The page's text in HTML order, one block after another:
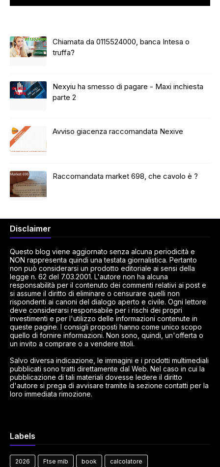
Chiamata da 0115524000, banca Intesa o
truffa?
Nexyiu ha smesso di pagare - Maxi inchiesta
parte 2
Avviso giacenza raccomandata Nexive
Raccomandata market 698, che cavolo è ?
Disclaimer
Questo blog viene aggiornato senza alcuna periodicità e
NON rappresenta quindi una testata giornalistica. Pertanto
non può considerarsi un prodotto editoriale ai sensi della
legge n. 62 del 7.03.2001. L'autore non ha alcuna
responsabilità per il contenuto dei commenti relativi ai post e
si assume il diritto di eliminare o censurare quelli non
rispondenti ai canoni del dialogo aperto e civile. Ogni lettore
deve considerarsi responsabile per i rischi dei propri
investimenti e per l'utilizzo delle informazioni contenute in
queste pagine. I consigli proposti hanno come unico scopo
quello di fornire informazioni. Non sono, quindi, un'offerta o
un invito a comprare o a vendere titoli.
Salvo diversa indicazione, le immagini e i prodotti multimediali
pubblicati sono tratti direttamente dal Web. Nel caso in cui la
pubblicazione di tali materiali dovesse ledere il diritto
d'autore si prega di avvisare tramite la sezione contatti per la
loro immediata rimozione.
Labels
2026 Ftse mib book calcolatore